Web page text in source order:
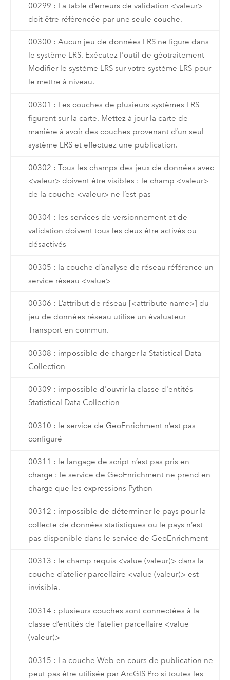
00299 : La table d’erreurs de validation <valeur>
doit être référencée par une seule couche.
00300 : Aucun jeu de données LRS ne figure dans
le système LRS. Exécutez l'outil de géotraitement
Modifier le système LRS sur votre système LRS pour
le mettre à niveau.
00301 : Les couches de plusieurs systèmes LRS
figurent sur la carte. Mettez à jour la carte de
manière à avoir des couches provenant d’un seul
système LRS et effectuez une publication.
00302 : Tous les champs des jeux de données avec
<valeur> doivent être visibles : le champ <valeur>
de la couche <valeur> ne l’est pas
00304 : les services de versionnement et de
validation doivent tous les deux être activés ou
désactivés
00305 : la couche d’analyse de réseau référence un
service réseau <value>
00306 : L’attribut de réseau [<attribute name>] du
jeu de données réseau utilise un évaluateur
Transport en commun.
00308 : impossible de charger la Statistical Data
Collection
00309 : impossible d'ouvrir la classe d'entités
Statistical Data Collection
00310 : le service de GeoEnrichment n’est pas
configuré
00311 : le langage de script n’est pas pris en
charge : le service de GeoEnrichment ne prend en
charge que les expressions Python
00312 : impossible de déterminer le pays pour la
collecte de données statistiques ou le pays n’est
pas disponible dans le service de GeoEnrichment
00313 : le champ requis <value (valeur)> dans la
couche d’atelier parcellaire <value (valeur)> est
invisible.
00314 : plusieurs couches sont connectées à la
classe d’entités de l’atelier parcellaire <value
(valeur)>
00315 : La couche Web en cours de publication ne
peut pas être utilisée par ArcGIS Pro si toutes les